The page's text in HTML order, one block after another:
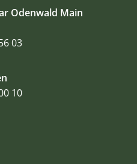
Odenwald Main
03
10